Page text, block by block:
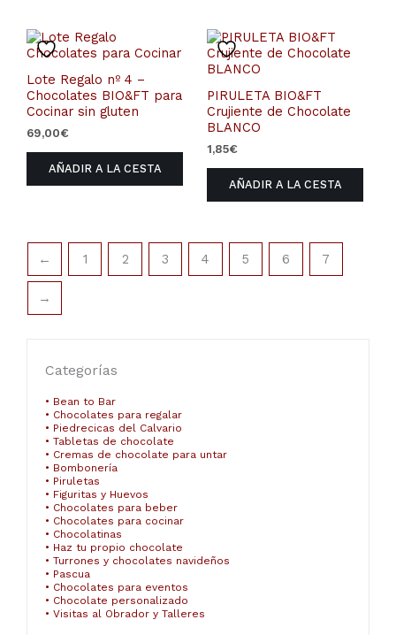
Categorías
• Bean to Bar
• Chocolates para regalar
• Piedrecicas del Calvario
• Tabletas de chocolate
• Cremas de chocolate para untar
• Bombonería
• Piruletas
• Figuritas y Huevos
• Chocolates para beber
• Chocolates para cocinar
• Chocolatinas
• Haz tu propio chocolate
• Turrones y chocolates navideños
• Pascua
• Chocolates para eventos
• Chocolate personalizado
• Visitas al Obrador y Talleres
Lote Regalo nº 4 –
Chocolates BIO&FT para
Cocinar sin gluten
69,00€
AÑADIR A LA CESTA
PIRULETA BIO&FT
Crujiente de Chocolate
BLANCO
1,85€
AÑADIR A LA CESTA
← 1 2 3 4 5 6 7
→